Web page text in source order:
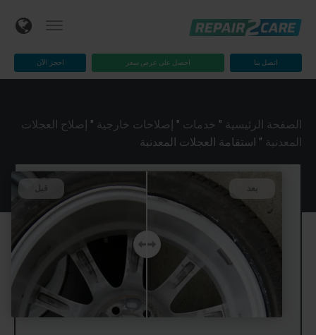
اتصل بنا احصل على عرض سعر احجز الآن
الصفحة الرئيسية " خدمات " إصلاحات خارجية " إصلاح العجلات
المعدنية " استقامة العجلات المعدنية
قبل بعد